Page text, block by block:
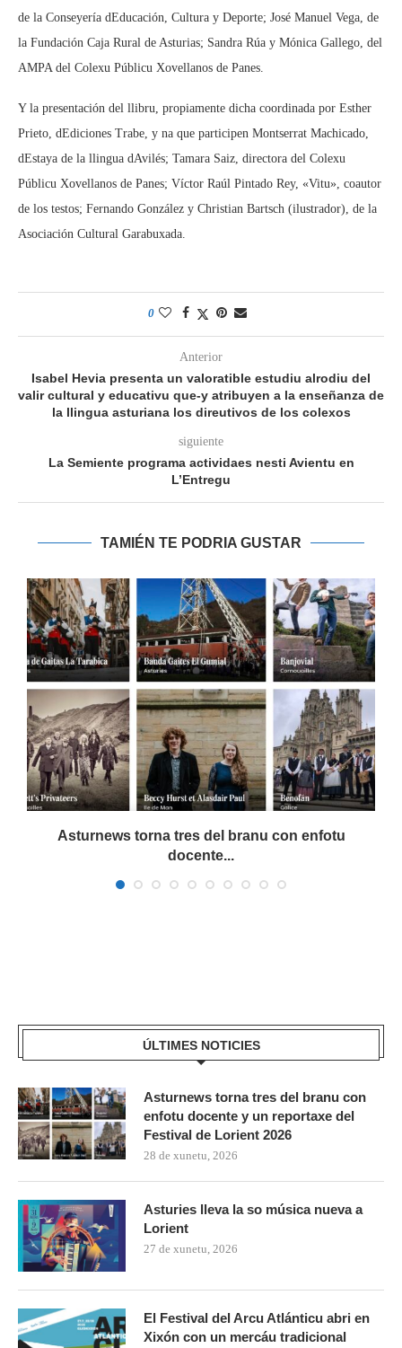
de la Conseyería dEducación, Cultura y Deporte; José Manuel Vega, de
la Fundación Caja Rural de Asturias; Sandra Rúa y Mónica Gallego, del
AMPA del Colexu Públicu Xovellanos de Panes.
Y la presentación del llibru, propiamente dicha coordinada por Esther
Prieto, dEdiciones Trabe, y na que participen Montserrat Machicado,
dEstaya de la llingua dAvilés; Tamara Saiz, directora del Colexu
Públicu Xovellanos de Panes; Víctor Raúl Pintado Rey, «Vitu», coautor
de los testos; Fernando González y Christian Bartsch (ilustrador), de la
Asociación Cultural Garabuxada.
0
Anterior
Isabel Hevia presenta un valoratible estudiu alrodiu del
valir cultural y educativu que-y atribuyen a la enseñanza de
la llingua asturiana los direutivos de los colexos
siguiente
La Semiente programa actividaes nesti Avientu en
L’Entregu
TAMIÉN TE PODRIA GUSTAR
Asturnews torna tres del branu con enfotu
docente...
ÚLTIMES NOTICIES
Asturnews torna tres del branu con
enfotu docente y un reportaxe del
Festival de Lorient 2026
28 de xunetu, 2026
Asturies lleva la so música nueva a
Lorient
27 de xunetu, 2026
El Festival del Arcu Atlánticu abri en
Xixón con un mercáu tradicional